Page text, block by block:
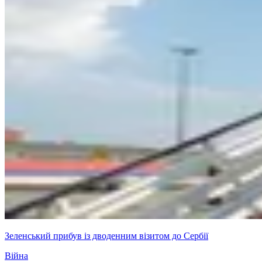
Зеленський прибув із дводенним візитом до Сербії
Війна